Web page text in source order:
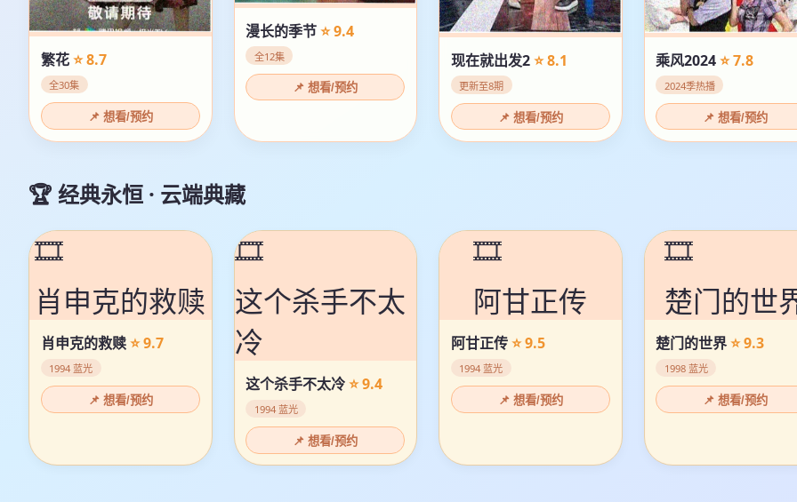
繁花⭐ 8.7
全30集
📌 想看/预约
漫长的季节⭐ 9.4
全12集
📌 想看/预约
现在就出发2⭐ 8.1
更新至8期
📌 想看/预约
乘风2024⭐ 7.8
2024季热播
📌 想看/预约
🏆 经典永恒 · 云端典藏
🎞️
肖申克的救赎
肖申克的救赎⭐ 9.7
1994 蓝光
📌 想看/预约
🎞️
这个杀手不太
冷
这个杀手不太冷⭐ 9.4
1994 蓝光
📌 想看/预约
🎞️
阿甘正传
阿甘正传⭐ 9.5
1994 蓝光
📌 想看/预约
🎞️
楚门的世
楚门的世界⭐ 9.3
1998 蓝光
📌 想看/预约